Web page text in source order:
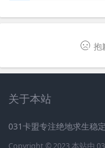
抱
关于本站
031卡盟专注绝地求生稳